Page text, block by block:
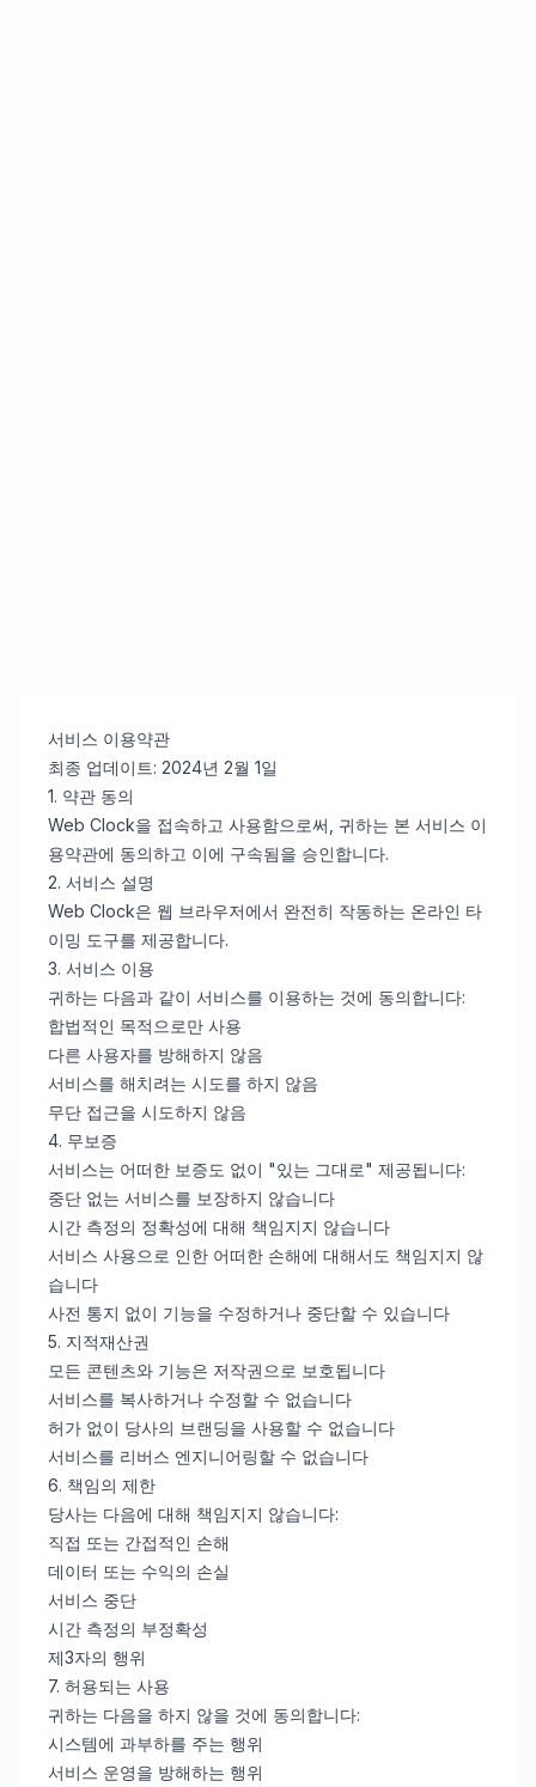
서비스 이용약관
최종 업데이트: 2024년 2월 1일
1. 약관 동의
Web Clock을 접속하고 사용함으로써, 귀하는 본 서비스 이
용약관에 동의하고 이에 구속됨을 승인합니다.
2. 서비스 설명
Web Clock은 웹 브라우저에서 완전히 작동하는 온라인 타
이밍 도구를 제공합니다.
3. 서비스 이용
귀하는 다음과 같이 서비스를 이용하는 것에 동의합니다:
합법적인 목적으로만 사용
다른 사용자를 방해하지 않음
서비스를 해치려는 시도를 하지 않음
무단 접근을 시도하지 않음
4. 무보증
서비스는 어떠한 보증도 없이 "있는 그대로" 제공됩니다:
중단 없는 서비스를 보장하지 않습니다
시간 측정의 정확성에 대해 책임지지 않습니다
서비스 사용으로 인한 어떠한 손해에 대해서도 책임지지 않
습니다
사전 통지 없이 기능을 수정하거나 중단할 수 있습니다
5. 지적재산권
모든 콘텐츠와 기능은 저작권으로 보호됩니다
서비스를 복사하거나 수정할 수 없습니다
허가 없이 당사의 브랜딩을 사용할 수 없습니다
서비스를 리버스 엔지니어링할 수 없습니다
6. 책임의 제한
당사는 다음에 대해 책임지지 않습니다:
직접 또는 간접적인 손해
데이터 또는 수익의 손실
서비스 중단
시간 측정의 부정확성
제3자의 행위
7. 허용되는 사용
귀하는 다음을 하지 않을 것에 동의합니다:
시스템에 과부하를 주는 행위
서비스 운영을 방해하는 행위